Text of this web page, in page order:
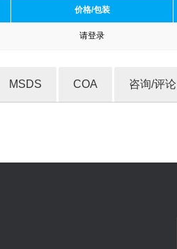
价格/包装
请登录
MSDS COA 咨询/评论